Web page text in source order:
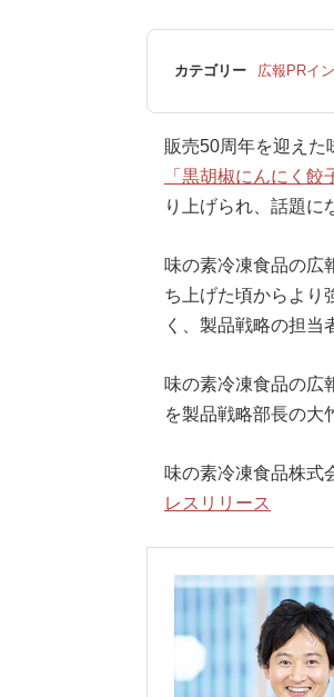
カテゴリー 広報PRイ
販売50周年を迎えた
「黒胡椒にんにく餃
り上げられ、話題に
味の素冷凍食品の広
ち上げた頃からより
く、製品戦略の担当
味の素冷凍食品の広
を製品戦略部長の大
味の素冷凍食品株式
レスリリース